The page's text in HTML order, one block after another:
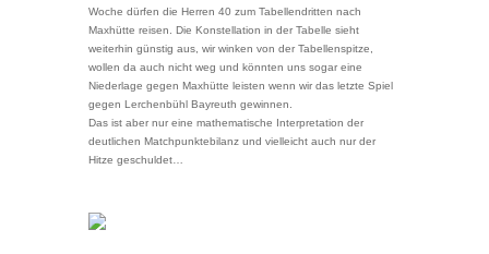
Woche dürfen die Herren 40 zum Tabellendritten nach
Maxhütte reisen. Die Konstellation in der Tabelle sieht
weiterhin günstig aus, wir winken von der Tabellenspitze,
wollen da auch nicht weg und könnten uns sogar eine
Niederlage gegen Maxhütte leisten wenn wir das letzte Spiel
gegen Lerchenbühl Bayreuth gewinnen.
Das ist aber nur eine mathematische Interpretation der
deutlichen Matchpunktebilanz und vielleicht auch nur der
Hitze geschuldet…